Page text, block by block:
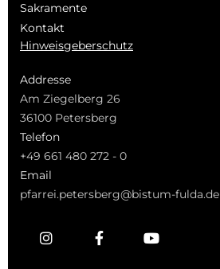
Sakramente
Kontakt
Hinweisgeberschutz
Addresse
Am Ziegelberg 26
36100 Petersberg
Telefon
+49 661 480 272 - 0
Email
pfarrei.petersberg@bistum-fulda.de